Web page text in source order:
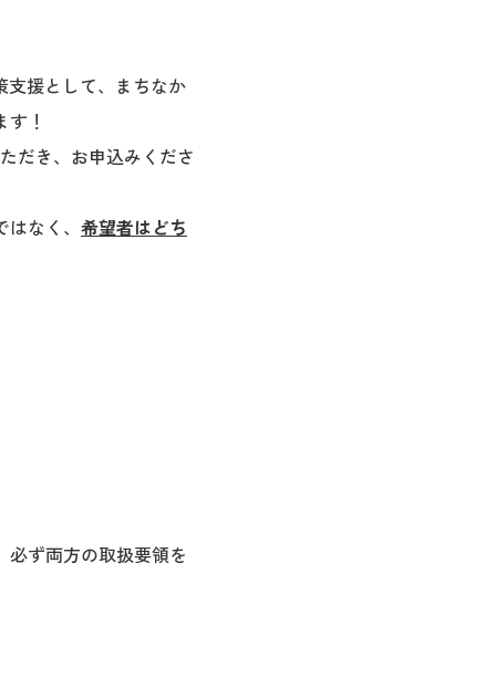
支援として、まちなか
！
だき、お申込みくださ
なく、 希望者はどち
ず両方の取扱要領を